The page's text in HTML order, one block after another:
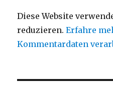
Diese Website
reduzieren.Erfahre
Kommentardaten